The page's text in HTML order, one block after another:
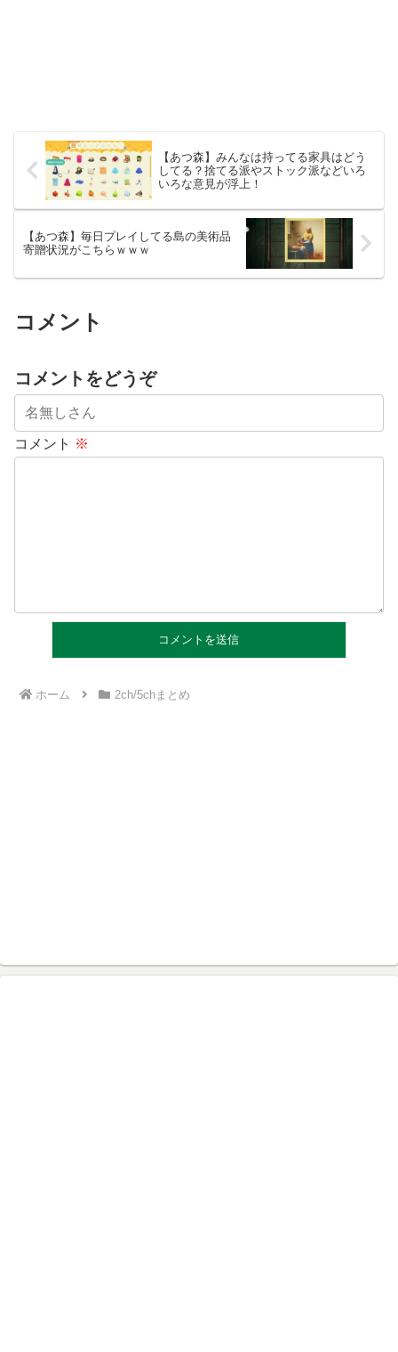
【あつ森】みんなは持ってる家具はどう
してる？捨てる派やストック派などいろ
いろな意見が浮上！
【あつ森】毎日プレイしてる島の美術品
寄贈状況がこちらｗｗｗ
コメント
コメントをどうぞ
コメント ※
ホーム 2ch/5chまとめ